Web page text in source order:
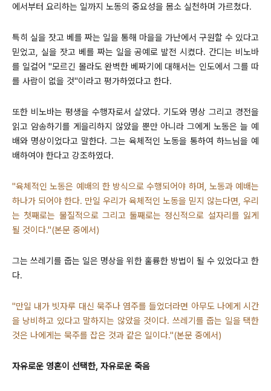
에서부터 요리하는 일까지 노동의 중요성을 몸소 실천하며 가르쳤다.
특히 실을 잣고 베를 짜는 일을 통해 마을을 가난에서 구원할 수 있다고
믿었고, 실을 잣고 베를 짜는 일을 공예로 발전 시켰다. 간디는 비노바
를 일컬어 "모르긴 몰라도 완벽한 베짜기에 대해서는 인도에서 그를 따
를 사람이 없을 것"이라고 평가하였다고 한다.
또한 비노바는 평생을 수행자로서 살았다. 기도와 명상 그리고 경전을
읽고 암송하기를 게을리하지 않았을 뿐만 아니라 그에게 노동은 늘 예
배와 명상이었다고 말한다. 그는 육체적인 노동을 통하여 하느님을 예
배하여야 한다고 강조하였다.
"육체적인 노동은 예배의 한 방식으로 수행되어야 하며, 노동과 예배는
하나가 되어야 한다. 만일 우리가 육체적인 노동을 믿지 않는다면, 우리
는 첫째로는 물질적으로 그리고 둘째로는 정신적으로 설자리를 잃게
될 것이다."(본문 중에서)
그는 쓰레기를 줍는 일은 명상을 위한 훌륭한 방법이 될 수 있었다고 한
다.
"만일 내가 빗자루 대신 묵주나 염주를 들었더라면 아무도 나에게 시간
을 낭비하고 있다고 말하지는 않았을 것이다. 쓰레기를 줍는 일을 택한
것은 나에게는 묵주를 잡은 것과 같은 일이다."(본문 중에서)
자유로운 영혼이 선택한, 자유로운 죽음